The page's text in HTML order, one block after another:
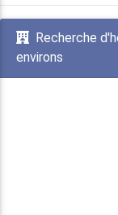
Recherche
environs